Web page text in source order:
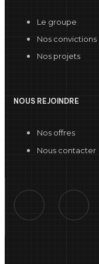
Le groupe
Nos convictions
Nos projets
NOUS REJOINDRE
Nos offres
Nous contacter